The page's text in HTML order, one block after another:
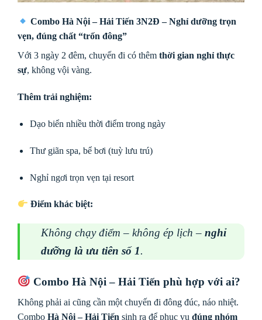
Combo Hà Nội – Hải Tiến 3N2Đ – Nghỉ dưỡng trọn
vẹn, đúng chất “trốn đông”
Với 3 ngày 2 đêm, chuyến đi có thêm thời gian nghỉ thực
sự, không vội vàng.
Thêm trải nghiệm:
Dạo biển nhiều thời điểm trong ngày
Thư giãn spa, bể bơi (tuỳ lưu trú)
Nghỉ ngơi trọn vẹn tại resort
Điểm khác biệt:
Không chạy điểm – không ép lịch – nghỉ
dưỡng là ưu tiên số 1.
Combo Hà Nội – Hải Tiến phù hợp với ai?
Không phải ai cũng cần một chuyến đi đông đúc, náo nhiệt.
Combo Hà Nội – Hải Tiến sinh ra để phục vụ đúng nhóm